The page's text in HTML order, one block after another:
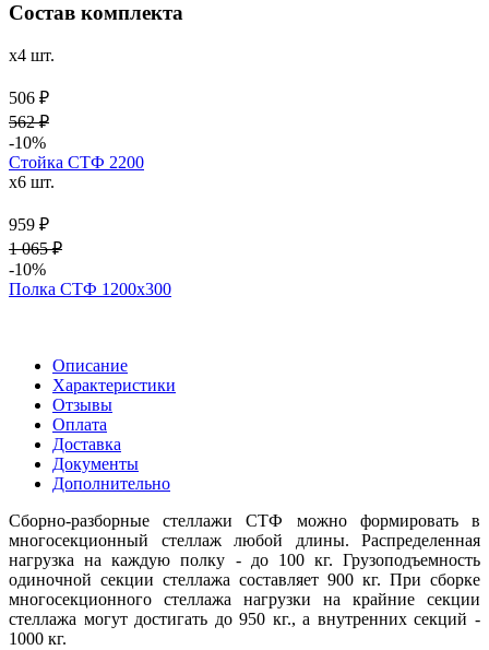
Состав комплекта
x4 шт.
506 ₽
562 ₽
-10%
Стойка СТФ 2200
x6 шт.
959 ₽
1 065 ₽
-10%
Полка СТФ 1200х300
Описание
Характеристики
Отзывы
Оплата
Доставка
Документы
Дополнительно
Сборно-разборные стеллажи СТФ можно формировать в
многосекционный стеллаж любой длины. Распределенная
нагрузка на каждую полку - до 100 кг. Грузоподъемность
одиночной секции стеллажа составляет 900 кг. При сборке
многосекционного стеллажа нагрузки на крайние секции
стеллажа могут достигать до 950 кг., а внутренних секций -
1000 кг.